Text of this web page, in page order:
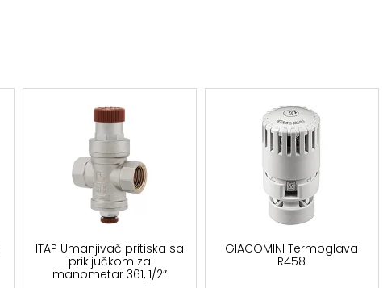
ITAP Umanjivač pritiska sa
priključkom za
manometar 361, 1/2″
GIACOMINI Termoglava
R458